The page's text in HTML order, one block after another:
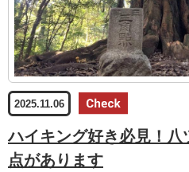
2025.11.06
ハイキング好き必見！八
点があります